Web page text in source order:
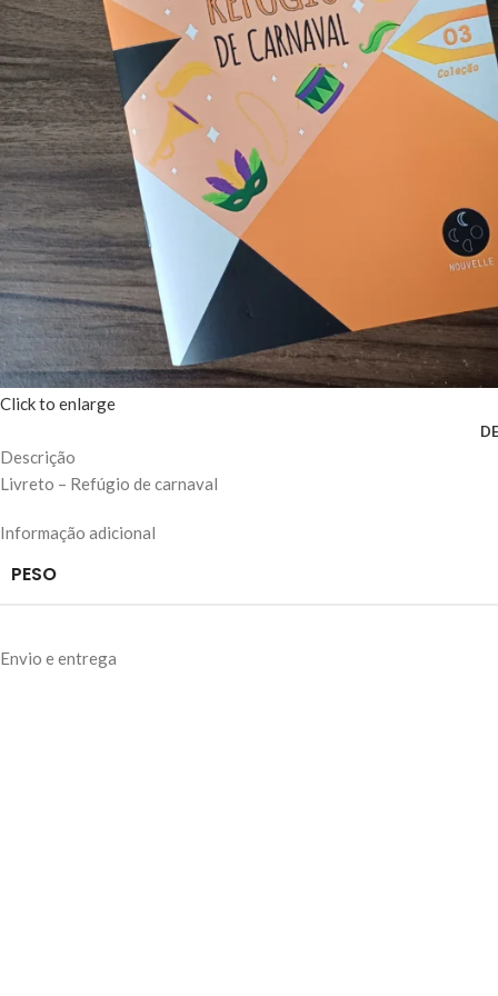
Click to enlarge
Descrição
Livreto – Refúgio de carnaval
Informação adicional
PESO
Envio e entrega